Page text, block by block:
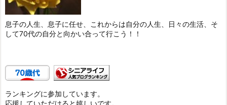
息子の人生、息子に任せ、これからは自分の人生、日々の生活、そ
して70代の自分と向かい合って行こう！！
ランキングに参加しています。
応援していただけると嬉しいです。